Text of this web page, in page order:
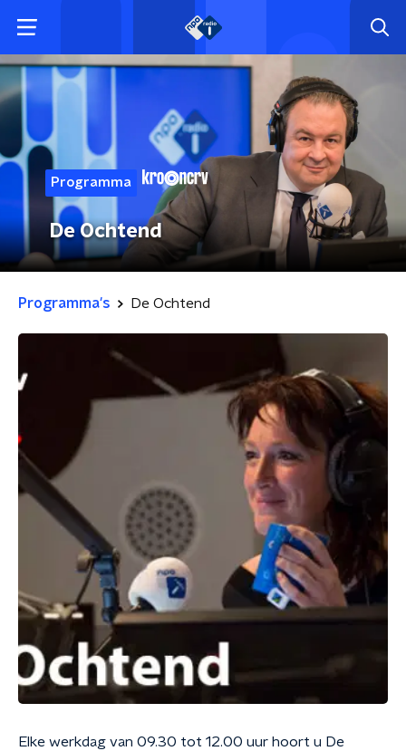
Programma
De Ochtend
Programma's De Ochtend
Elke werkdag van 09.30 tot 12.00 uur hoort u De